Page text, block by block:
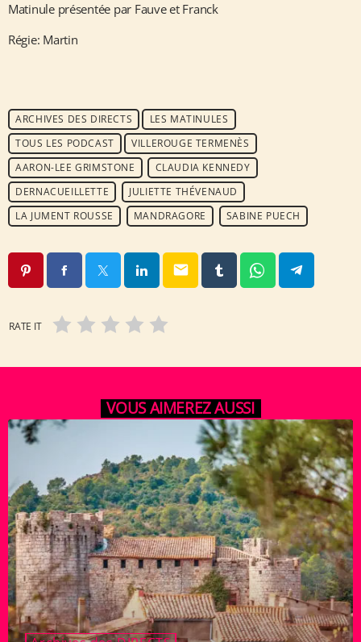
Matinule présentée par Fauve et Franck
Régie: Martin
ARCHIVES DES DIRECTS
LES MATINULES
TOUS LES PODCAST
VILLEROUGE TERMENÈS
AARON-LEE GRIMSTONE
CLAUDIA KENNEDY
DERNACUEILLETTE
JULIETTE THÉVENAUD
LA JUMENT ROUSSE
MANDRAGORE SABINE PUECH
email
RATE IT
VOUS AIMEREZ AUSSI